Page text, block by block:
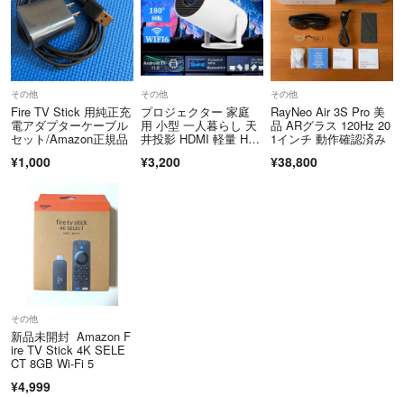
その他
Fire TV Stick 用純正充
電アダプターケーブル
セット/Amazon正規品
¥1,000
その他
プロジェクター 家庭
用 小型 一人暮らし 天
井投影 HDMI 軽量 HY3
¥3,200
その他
RayNeo Air 3S Pro 美
品 ARグラス 120Hz 20
1インチ 動作確認済み
¥38,800
その他
新品未開封 Amazon F
ire TV Stick 4K SELE
CT 8GB Wi-Fi 5
¥4,999